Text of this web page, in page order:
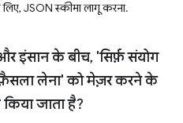
JSON स्कीमा लागू करना.
इंसान के बीच, 'सिर्फ़ संयोग
लेना' को मेज़र करने के
जाता है?